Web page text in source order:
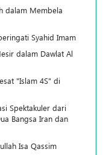
dalam Membela
Syahid Imam
dalam Dawlat Al
"Islam 4S" di
Spektakuler dari
Bangsa Iran dan
Isa Qassim